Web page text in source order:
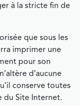
à la stricte fin de
que sous les
imprimer une
pour son
d’aucune
conserve toutes
du Site Internet.